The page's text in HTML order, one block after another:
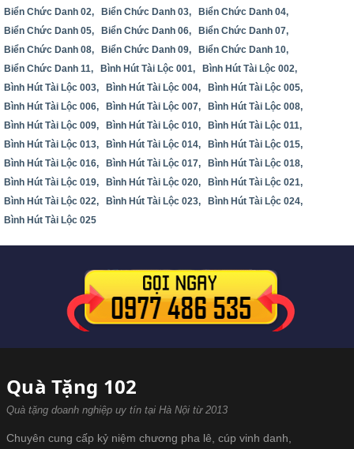
Biển Chức Danh 02,
Biển Chức Danh 03,
Biển Chức Danh 04,
Biển Chức Danh 05,
Biển Chức Danh 06,
Biển Chức Danh 07,
Biển Chức Danh 08,
Biển Chức Danh 09,
Biển Chức Danh 10,
Biển Chức Danh 11,
Bình Hút Tài Lộc 001,
Bình Hút Tài Lộc 002,
Bình Hút Tài Lộc 003,
Bình Hút Tài Lộc 004,
Bình Hút Tài Lộc 005,
Bình Hút Tài Lộc 006,
Bình Hút Tài Lộc 007,
Bình Hút Tài Lộc 008,
Bình Hút Tài Lộc 009,
Bình Hút Tài Lộc 010,
Bình Hút Tài Lộc 011,
Bình Hút Tài Lộc 013,
Bình Hút Tài Lộc 014,
Bình Hút Tài Lộc 015,
Bình Hút Tài Lộc 016,
Bình Hút Tài Lộc 017,
Bình Hút Tài Lộc 018,
Bình Hút Tài Lộc 019,
Bình Hút Tài Lộc 020,
Bình Hút Tài Lộc 021,
Bình Hút Tài Lộc 022,
Bình Hút Tài Lộc 023,
Bình Hút Tài Lộc 024,
Bình Hút Tài Lộc 025
Quà Tặng 102
Quà tặng doanh nghiệp uy tín tại Hà Nội từ 2013
Chuyên cung cấp kỷ niệm chương pha lê, cúp vinh danh,